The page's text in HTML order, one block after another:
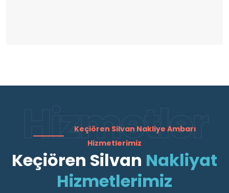
Hizmetler
Keçiören Silvan Nakliye Ambarı
Hizmetlerimiz
Keçiören Silvan Nakliyat
Hizmetlerimiz